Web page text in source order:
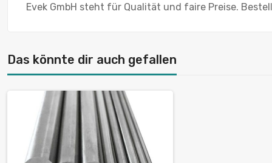
Evek GmbH steht für Qualität und faire Preise.
Das könnte dir auch gefallen